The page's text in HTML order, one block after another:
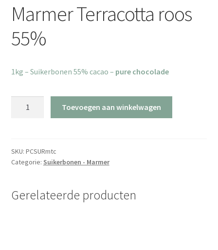
Marmer Terracotta roos
55%
1kg – Suikerbonen 55% cacao – pure chocolade
aantal
Toevoegen aan winkelwagen
SKU: PCSURmtc
Categorie: Suikerbonen - Marmer
Gerelateerde producten